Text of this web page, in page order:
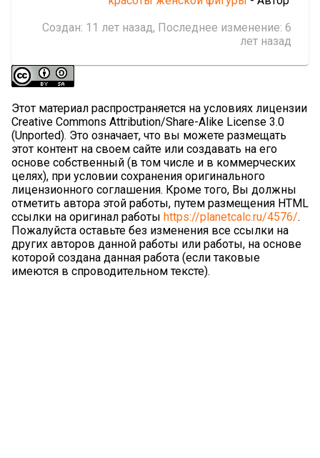
Создан: 11 лет назад, Последнее изменение: 6
лет назад
Этот материал распространяется на условиях лицензии
Creative Commons Attribution/Share-Alike License 3.0
(Unported). Это означает, что вы можете размещать
этот контент на своем сайте или создавать на его
основе собственный (в том числе и в коммерческих
целях), при условии сохранения оригинального
лицензионного соглашения. Кроме того, Вы должны
отметить автора этой работы, путем размещения HTML
ссылки на оригинал работы https://planetcalc.ru/4576/.
Пожалуйста оставьте без изменения все ссылки на
других авторов данной работы или работы, на основе
которой создана данная работа (если таковые
имеются в спроводительном тексте).